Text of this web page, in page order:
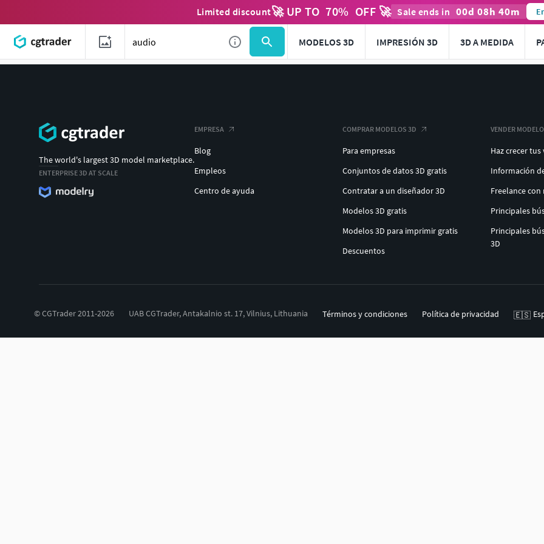
Limited discount🚀 UP TO 70% OFF 🚀 Sale ends in 00d 08h 40m
MODELOS 3D IMPRESIÓN 3D 3D A MEDIDA
The world's largest 3D model marketplace.
ENTERPRISE 3D AT SCALE
EMPRESA
Blog
Empleos
Centro de ayuda
COMPRAR MODELOS 3D
Para empresas
Conjuntos de datos 3D gratis
Contratar a un diseñador 3D
Modelos 3D gratis
Modelos 3D para imprimir gratis
Descuentos
VENDER
Haz crecer tus
Información
Freelance
Principales
Principales
3D
© CGTrader 2011-2026 UAB CGTrader, Antakalnio st. 17, Vilnius, Lithuania Términos y condiciones Política de privacidad 🇪🇸